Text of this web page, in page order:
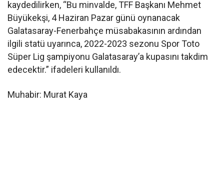
kaydedilirken, “Bu minvalde, TFF Başkanı Mehmet
Büyükekşi, 4 Haziran Pazar günü oynanacak
Galatasaray-Fenerbahçe müsabakasının ardından
ilgili statü uyarınca, 2022-2023 sezonu Spor Toto
Süper Lig şampiyonu Galatasaray’a kupasını takdim
edecektir.” ifadeleri kullanıldı.
Muhabir: Murat Kaya